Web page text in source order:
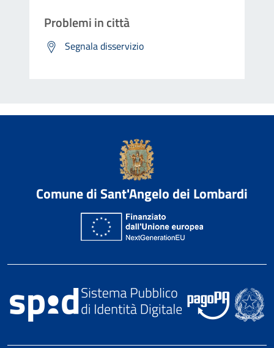
Problemi in città
Segnala disservizio
Comune di Sant'Angelo dei Lombardi